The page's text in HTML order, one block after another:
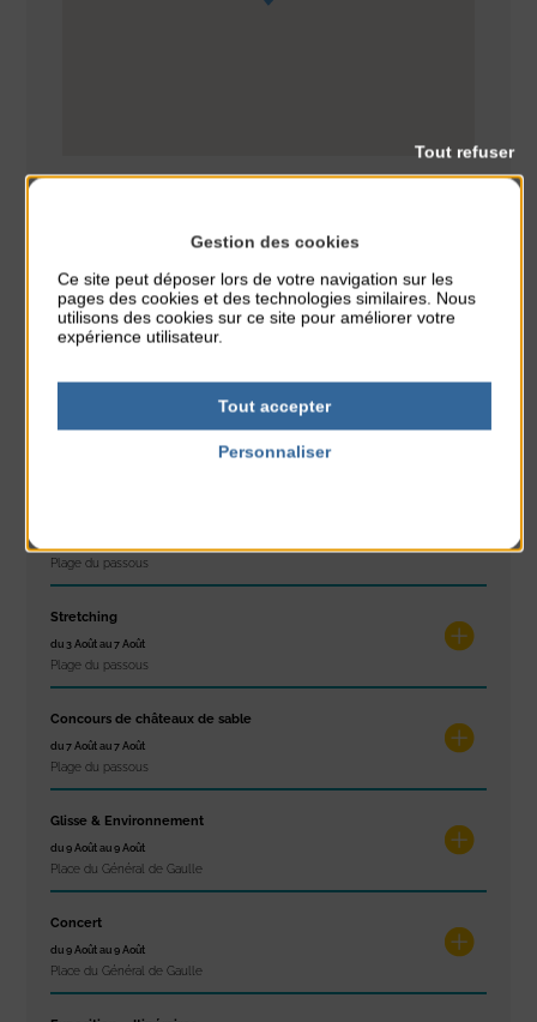
CLASSÉ DANS : Animation Sport
Plage du passous
Stretching
du 3 Août au 7 Août
Plage du passous
Concours de châteaux de sable
du 7 Août au 7 Août
Plage du passous
Glisse & Environnement
du 9 Août au 9 Août
Place du Général de Gaulle
Concert
du 9 Août au 9 Août
Place du Général de Gaulle
Gestion des cookies
Ce site peut déposer lors de votre navigation sur les
pages des cookies et des technologies similaires. Nous
utilisons des cookies sur ce site pour améliorer votre
expérience utilisateur.
Tout accepter
Tout refuser
Personnaliser